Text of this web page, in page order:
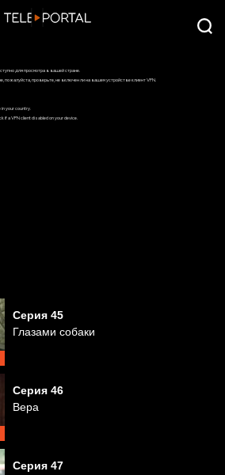
Серия 45
Глазами собаки
Серия 46
Вера
Серия 47